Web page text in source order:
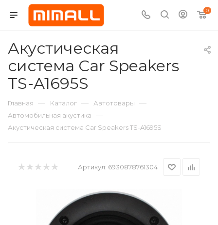
0
Акустическая
система Car Speakers
TS-A1695S
Главная — Каталог — Автотовары —
Автомобильная акустика —
Акустическая система Car Speakers TS-A1695S
Артикул: 6930878761304